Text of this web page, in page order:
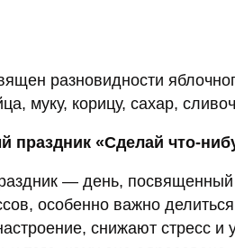
разновидности
муку, корицу, сахар,
праздник «Сделай что-
— день,
особенно важно
снижают стресс